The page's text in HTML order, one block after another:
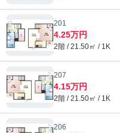
201
4.25万円
2階 / 21.50㎡ / 1K
207
4.15万円
2階 / 21.50㎡ / 1K
206